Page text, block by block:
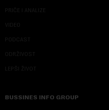
PRIČE I ANALIZE
VIDEO
PODCAST
ODRŽIVOST
LEPŠI ŽIVOT
BUSSINES INFO GROUP